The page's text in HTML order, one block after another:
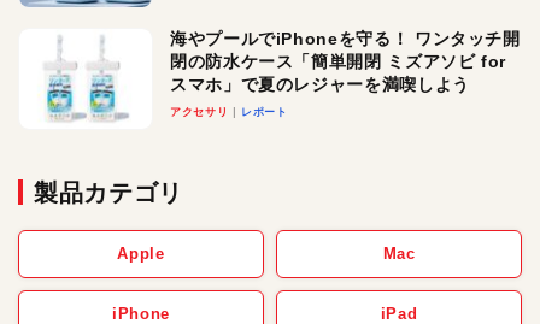
海やプールでiPhoneを守る！ ワンタッチ開
閉の防水ケース「簡単開閉 ミズアソビ for
スマホ」で夏のレジャーを満喫しよう
アクセサリ レポート
製品カテゴリ
Apple Mac
iPhone iPad